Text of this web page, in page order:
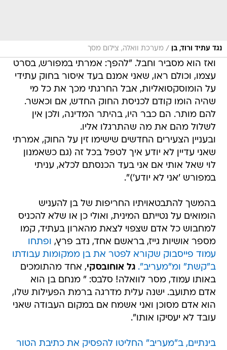
נגד עתיד ורוד, בן / מערכת וואלה, צילום מסך
ואז הוא מסביר וחבל. "להפך: אמרתי במפורש, בסרט
עצמו, וכולם ראו, שאני אמנם בעד איסור בחוק עתידי
על הומוסקסואליות, אבל החרגתי מכך את כל מי
שהיה הומו קודם לכניסת החוק החדש, אם וכאשר.
להם מותר. הם כבר היו, בהיתר המדינה, ולכן אין
לשלול מהם את מה שהתרגלו אליו.
ובעניין הצעירים החדשים שישימו זין על החוק, אמרתי
שאני עדיין לא יודע איך לטפל בכל זה (גם כשאמנון
לוי שאל אותי אם אני בעד הכנסתם לכלא, עניתי
במפורש 'אני לא יודע')".
בהמשך להתבטאויתיו החריפות של בן להעניש
הומואים על נטייתם המינית, ואולי כן או שלא להכניס
למחבוש כל אדם שצפוי לצאת מהארון בעתיד, קמו
מספר אושיות גייז, בראשם אחד, נדב פרץ, ופתחו
עמוד פייסבוק שקורא לפטר את בן ממקומות עבודתו
ב"קשת" ומ"מעריב". גל אוחובסקי, אחד מהתומכים
באותו עמוד, מסר לוואלה! סלבס: " מנחם בן הוא
אדם מתועב. ישנה עלית מדרגה ברמת הפעילות שלו,
הוא אדם מסוכן ואני אשמח אם במקום העבודה שאני
עובד לא יעסיקו אותו".
בינתיים, ב"מעריב" החליטו להפסיק את כתיבת הטור